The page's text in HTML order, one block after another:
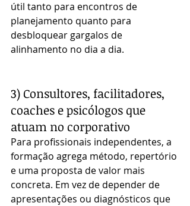
útil tanto para encontros de
planejamento quanto para
desbloquear gargalos de
alinhamento no dia a dia.
3) Consultores, facilitadores,
coaches e psicólogos que
atuam no corporativo
Para profissionais independentes, a
formação agrega método, repertório
e uma proposta de valor mais
concreta. Em vez de depender de
apresentações ou diagnósticos que